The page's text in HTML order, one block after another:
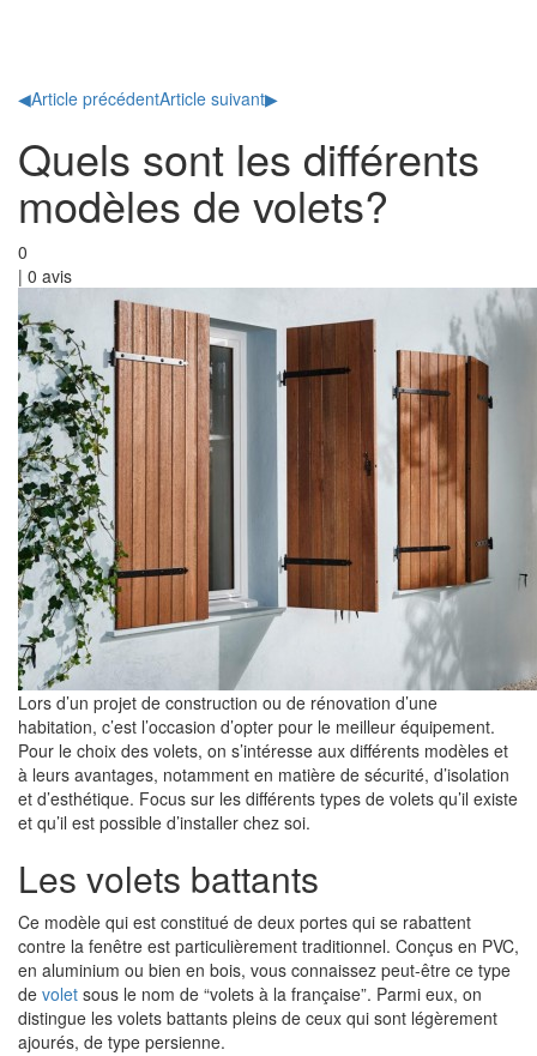
◀Article précédentArticle suivant▶
Quels sont les différents
modèles de volets?
0
| 0 avis
Lors d’un projet de construction ou de rénovation d’une
habitation, c’est l’occasion d’opter pour le meilleur équipement.
Pour le choix des volets, on s’intéresse aux différents modèles et
à leurs avantages, notamment en matière de sécurité, d’isolation
et d’esthétique. Focus sur les différents types de volets qu’il existe
et qu’il est possible d’installer chez soi.
Les volets battants
Ce modèle qui est constitué de deux portes qui se rabattent
contre la fenêtre est particulièrement traditionnel. Conçus en PVC,
en aluminium ou bien en bois, vous connaissez peut-être ce type
de volet sous le nom de “volets à la française”. Parmi eux, on
distingue les volets battants pleins de ceux qui sont légèrement
ajourés, de type persienne.